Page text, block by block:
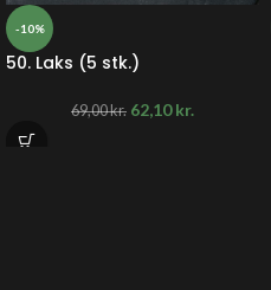
-10%
50. Laks (5 stk.)
69,00kr. 62,10kr.